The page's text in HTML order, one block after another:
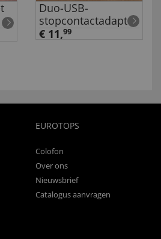
Duo-USB-
stopcontactadapter
€ 11,99
EUROTOPS
Colofon
Over ons
Nieuwsbrief
Catalogus aanvragen